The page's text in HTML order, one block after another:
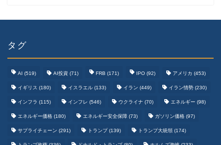
タグ
AI (519) AI投資 (71) FRB (171) IPO (92) アメリカ (453)
イギリス (180) イスラエル (133) イラン (449) イラン情勢 (230)
インフラ (115) インフレ (546) ウクライナ (70) エネルギー (98)
エネルギー価格 (180) エネルギー安全保障 (73) ガソリン価格 (97)
サプライチェーン (291) トランプ(139) トランプ大統領 (174)